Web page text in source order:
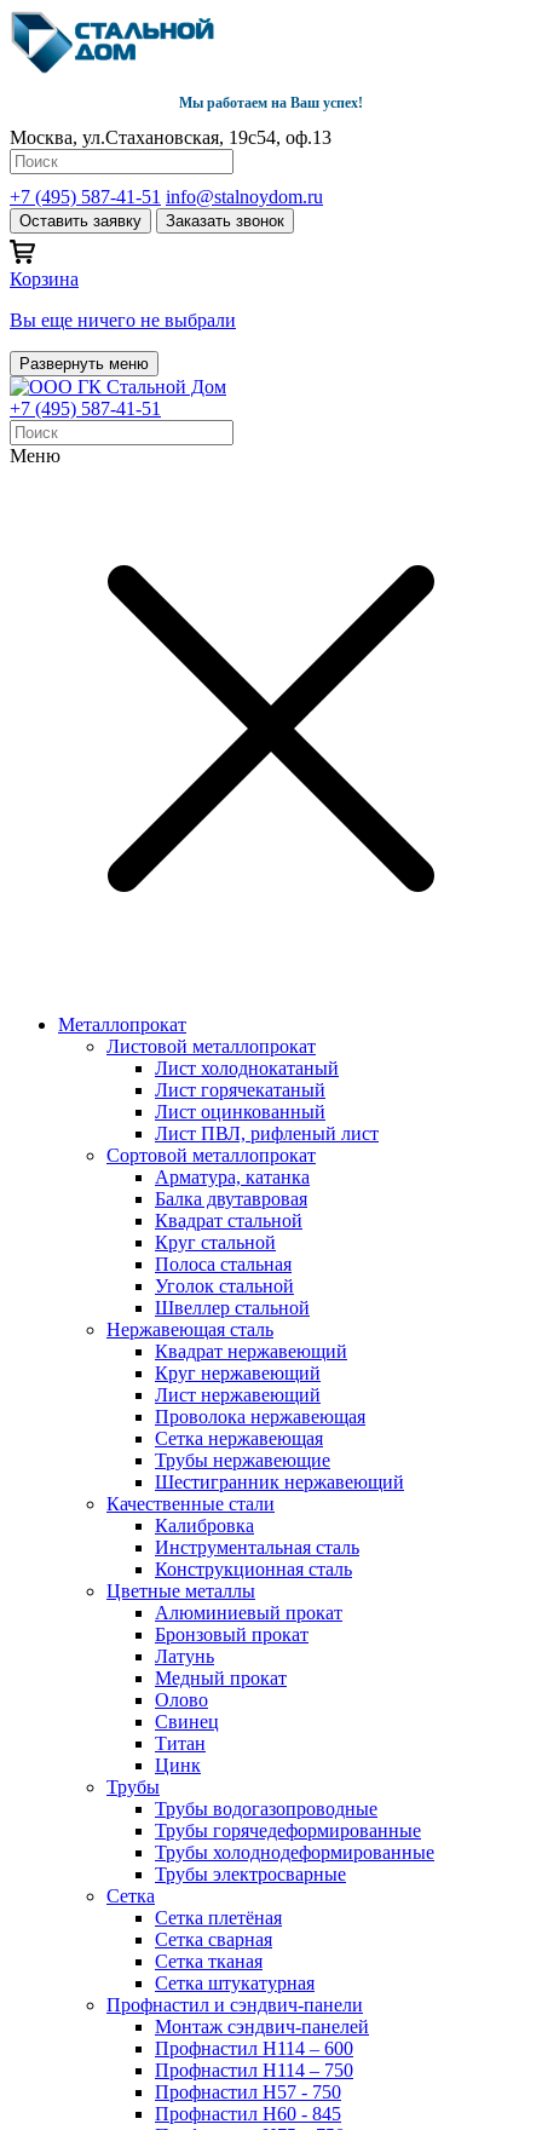
Мы работаем на Ваш успех!
Москва, ул.Стахановская, 19с54, оф.13
+7 (495) 587-41-51 info@stalnoydom.ru
Оставить заявку Заказать звонок
Корзина
Вы еще ничего не выбрали
Развернуть меню
+7 (495) 587-41-51
Меню
Металлопрокат
Листовой металлопрокат
Лист холоднокатаный
Лист горячекатаный
Лист оцинкованный
Лист ПВЛ, рифленый лист
Сортовой металлопрокат
Арматура, катанка
Балка двутавровая
Квадрат стальной
Круг стальной
Полоса стальная
Уголок стальной
Швеллер стальной
Нержавеющая сталь
Квадрат нержавеющий
Круг нержавеющий
Лист нержавеющий
Проволока нержавеющая
Сетка нержавеющая
Трубы нержавеющие
Шестигранник нержавеющий
Качественные стали
Калибровка
Инструментальная сталь
Конструкционная сталь
Цветные металлы
Алюминиевый прокат
Бронзовый прокат
Латунь
Медный прокат
Олово
Свинец
Титан
Цинк
Трубы
Трубы водогазопроводные
Трубы горячедеформированные
Трубы холоднодеформированные
Трубы электросварные
Сетка
Сетка плетёная
Сетка сварная
Сетка тканая
Сетка штукатурная
Профнастил и сэндвич-панели
Монтаж сэндвич-панелей
Профнастил Н114 – 600
Профнастил Н114 – 750
Профнастил Н57 - 750
Профнастил Н60 - 845